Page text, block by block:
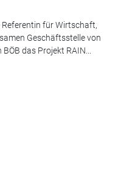
Referentin für Wirtschaft,
Geschäftsstelle von
das Projekt RAIN...